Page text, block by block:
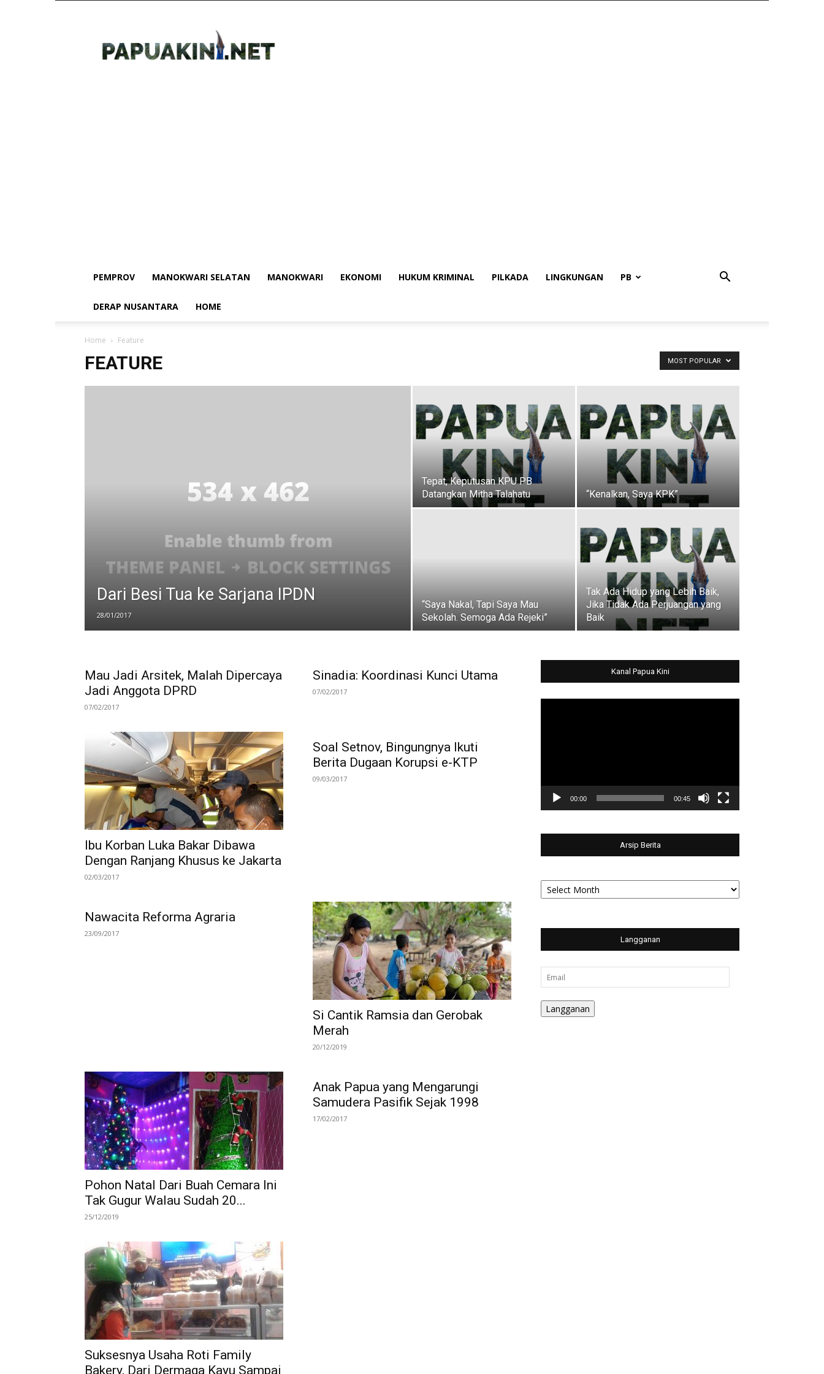
PEMPROV MANOKWARI SELATAN MANOKWARI EKONOMI HUKUM KRIMINAL PILKADA LINGKUNGAN PB
DERAP NUSANTARA HOME
Home Feature
FEATURE MOST POPULAR
Dari Besi Tua ke Sarjana IPDN
28/01/2017
Tepat, Keputusan KPU PB
Datangkan Mitha Talahatu
“Kenalkan, Saya KPK”
“Saya Nakal, Tapi Saya Mau
Sekolah. Semoga Ada Rejeki”
Tak Ada Hidup yang Lebih Baik,
Jika Tidak Ada Perjuangan yang
Baik
Mau Jadi Arsitek, Malah Dipercaya
Jadi Anggota DPRD
07/02/2017
Sinadia: Koordinasi Kunci Utama
07/02/2017
Ibu Korban Luka Bakar Dibawa
Dengan Ranjang Khusus ke Jakarta
02/03/2017
Soal Setnov, Bingungnya Ikuti
Berita Dugaan Korupsi e-KTP
09/03/2017
Nawacita Reforma Agraria
23/09/2017
Si Cantik Ramsia dan Gerobak
Merah
20/12/2019
Pohon Natal Dari Buah Cemara Ini
Tak Gugur Walau Sudah 20...
25/12/2019
Anak Papua yang Mengarungi
Samudera Pasifik Sejak 1998
17/02/2017
Suksesnya Usaha Roti Family
Bakery, Dari Dermaga Kayu Sampai
Kanal Papua Kini
00:00 00:45
Arsip Berita
Arsip
Berita
Langganan
Email
Langganan